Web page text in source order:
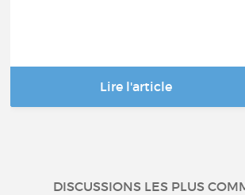
Lire l'article
DISCUSSIONS LES PLUS